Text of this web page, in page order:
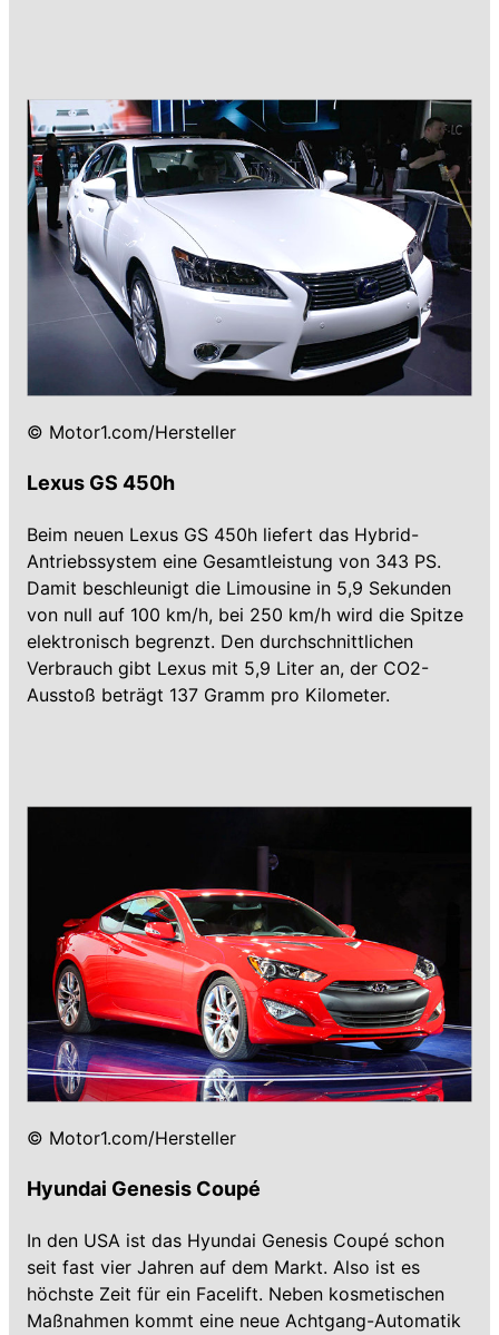
© Motor1.com/Hersteller
Lexus GS 450h
Beim neuen Lexus GS 450h liefert das Hybrid-
Antriebssystem eine Gesamtleistung von 343 PS.
Damit beschleunigt die Limousine in 5,9 Sekunden
von null auf 100 km/h, bei 250 km/h wird die Spitze
elektronisch begrenzt. Den durchschnittlichen
Verbrauch gibt Lexus mit 5,9 Liter an, der CO2-
Ausstoß beträgt 137 Gramm pro Kilometer.
© Motor1.com/Hersteller
Hyundai Genesis Coupé
In den USA ist das Hyundai Genesis Coupé schon
seit fast vier Jahren auf dem Markt. Also ist es
höchste Zeit für ein Facelift. Neben kosmetischen
Maßnahmen kommt eine neue Achtgang-Automatik